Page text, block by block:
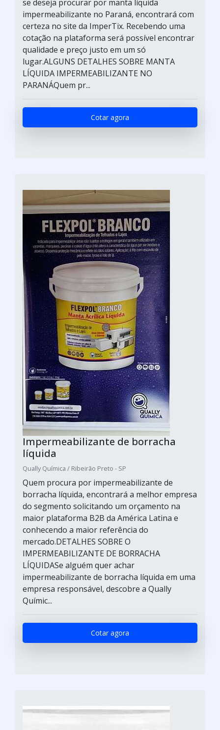
se deseja procurar por manta líquida
impermeabilizante no Paraná, encontrará com
certeza no site da ImperTix. Recebendo uma
cotação na plataforma será possível encontrar
qualidade e preço justo em um só
lugar.ALGUNS DETALHES SOBRE MANTA
LÍQUIDA IMPERMEABILIZANTE NO
PARANÁQuem pr...
Cotar agora
Impermeabilizante de borracha
líquida
Qually Química / Ribeirão Preto - SP
Quem procura por impermeabilizante de
borracha líquida, encontrará a melhor empresa
do segmento solicitando um orçamento na
maior plataforma B2B da América Latina e
conhecendo a maior referência do
mercado.DETALHES SOBRE O
IMPERMEABILIZANTE DE BORRACHA
LÍQUIDASe alguém quer achar
impermeabilizante de borracha líquida em uma
empresa responsável, descobre a Qually
Químic...
Cotar agora